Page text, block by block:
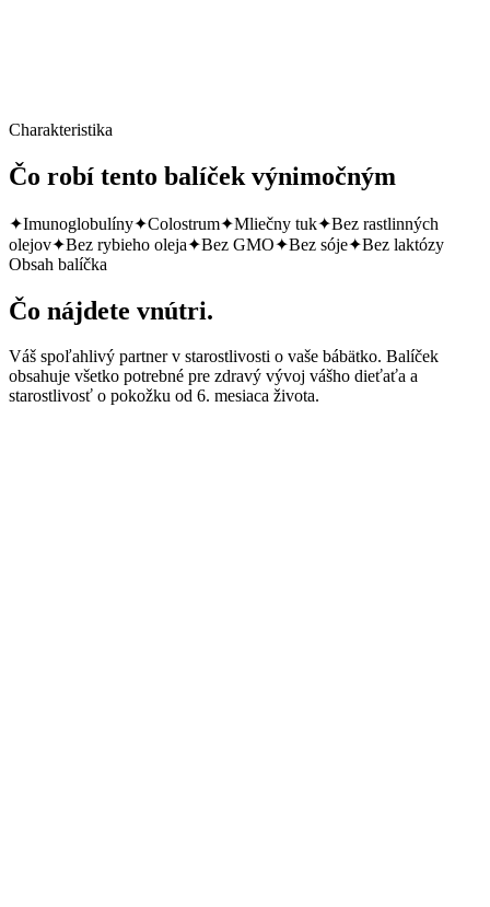
Charakteristika
Čo robí tento balíček výnimočným
✦Imunoglobulíny✦Colostrum✦Mliečny tuk✦Bez rastlinných
olejov✦Bez rybieho oleja✦Bez GMO✦Bez sóje✦Bez laktózy
Obsah balíčka
Čo nájdete vnútri.
Váš spoľahlivý partner v starostlivosti o vaše bábätko. Balíček
obsahuje všetko potrebné pre zdravý vývoj vášho dieťaťa a
starostlivosť o pokožku od 6. mesiaca života.